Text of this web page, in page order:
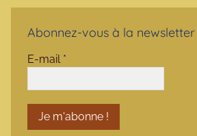
Abonnez-vous à la newsletter
E-mail *